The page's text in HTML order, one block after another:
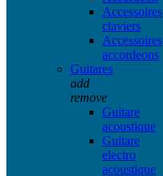
Accessoires
claviers
Accessoires
accordeons
Guitares
add
remove
Guitare
acoustique
Guitare
electro
acoustique